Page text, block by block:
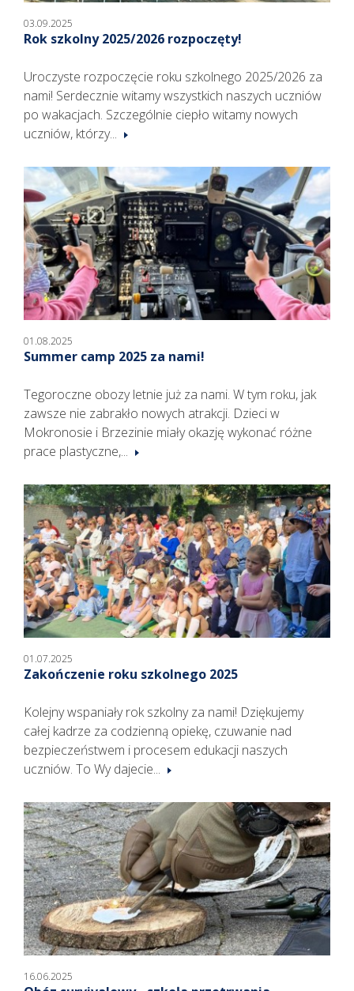
03.09.2025
Rok szkolny 2025/2026 rozpoczęty!
Uroczyste rozpoczęcie roku szkolnego 2025/2026 za
nami! Serdecznie witamy wszystkich naszych uczniów
po wakacjach. Szczególnie ciepło witamy nowych
uczniów, którzy...
01.08.2025
Summer camp 2025 za nami!
Tegoroczne obozy letnie już za nami. W tym roku, jak
zawsze nie zabrakło nowych atrakcji. Dzieci w
Mokronosie i Brzezinie miały okazję wykonać różne
prace plastyczne,...
01.07.2025
Zakończenie roku szkolnego 2025
Kolejny wspaniały rok szkolny za nami! Dziękujemy
całej kadrze za codzienną opiekę, czuwanie nad
bezpieczeństwem i procesem edukacji naszych
uczniów. To Wy dajecie...
16.06.2025